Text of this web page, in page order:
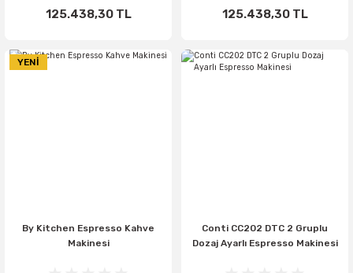
125.438,30 TL 125.438,30 TL
YENİ
By Kitchen Espresso Kahve
Makinesi
Conti CC202 DTC 2 Gruplu
Dozaj Ayarlı Espresso Makinesi